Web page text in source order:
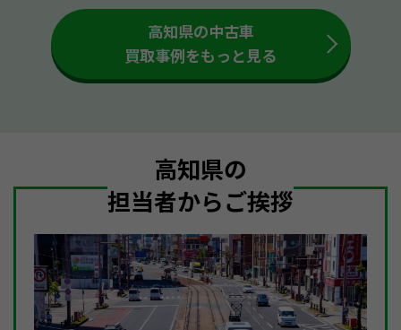
高知県の中古車
買取事例をもっと見る
高知県の
担当者からご挨拶